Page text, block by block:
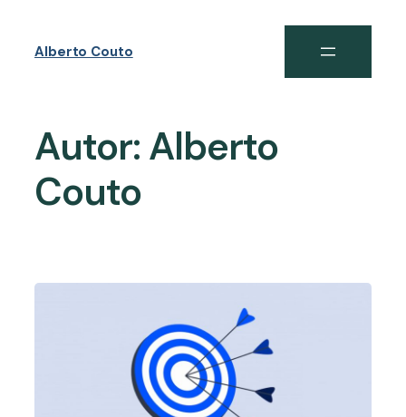
Alberto Couto
Autor: Alberto
Couto